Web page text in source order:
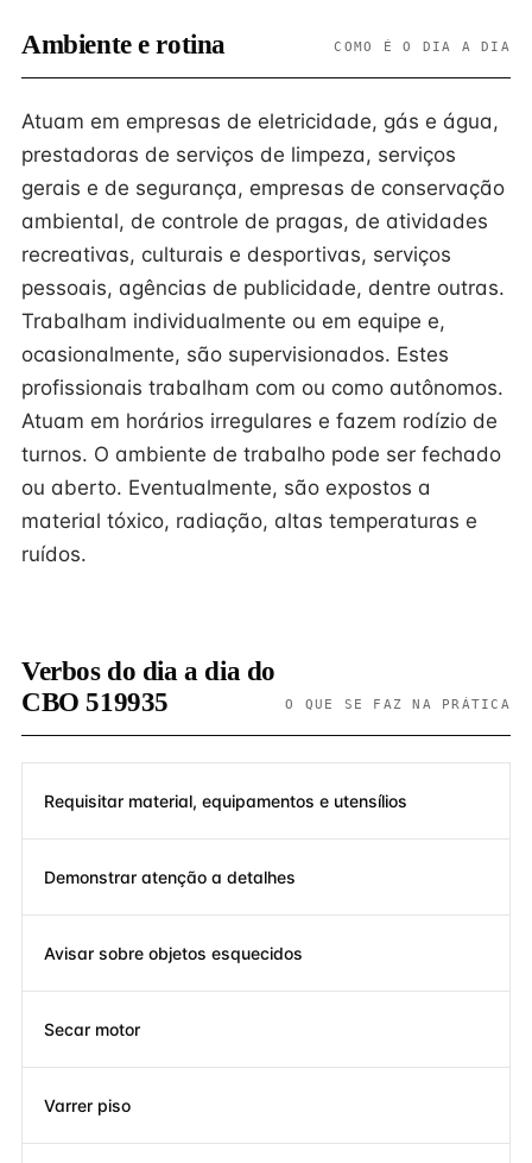
Ambiente e rotina COMO É O DIA A DIA
Atuam em empresas de eletricidade, gás e água,
prestadoras de serviços de limpeza, serviços
gerais e de segurança, empresas de conservação
ambiental, de controle de pragas, de atividades
recreativas, culturais e desportivas, serviços
pessoais, agências de publicidade, dentre outras.
Trabalham individualmente ou em equipe e,
ocasionalmente, são supervisionados. Estes
profissionais trabalham com ou como autônomos.
Atuam em horários irregulares e fazem rodízio de
turnos. O ambiente de trabalho pode ser fechado
ou aberto. Eventualmente, são expostos a
material tóxico, radiação, altas temperaturas e
ruídos.
Verbos do dia a dia do
CBO 519935
O QUE SE FAZ NA PRÁTICA
Requisitar material, equipamentos e utensílios
Demonstrar atenção a detalhes
Avisar sobre objetos esquecidos
Secar motor
Varrer piso